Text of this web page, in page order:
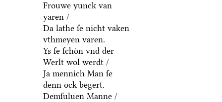
Frouwe yunck van
yaren /
Da lathe ſe nicht vaken
vthmeyen varen.
Ys ſe ſchoͤn vnd der
Werlt wol werdt /
Ja mennich Man ſe
denn ock begert.
Demſuluen Manne /